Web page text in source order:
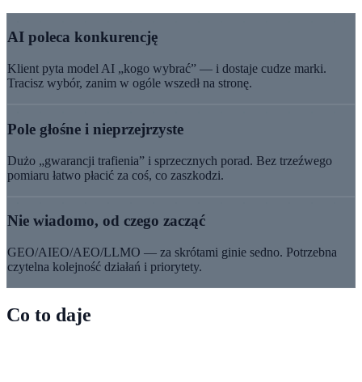
AI poleca konkurencję
Klient pyta model AI „kogo wybrać” — i dostaje cudze marki.
Tracisz wybór, zanim w ogóle wszedł na stronę.
Pole głośne i nieprzejrzyste
Dużo „gwarancji trafienia” i sprzecznych porad. Bez trzeźwego
pomiaru łatwo płacić za coś, co zaszkodzi.
Nie wiadomo, od czego zacząć
GEO/AIEO/AEO/LLMO — za skrótami ginie sedno. Potrzebna
czytelna kolejność działań i priorytety.
Co to daje